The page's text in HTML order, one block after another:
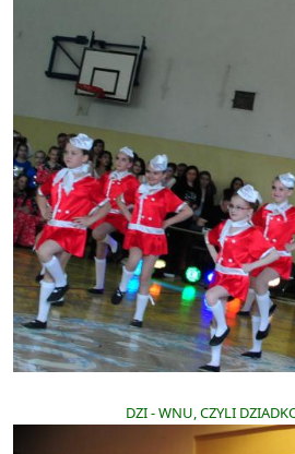
DZI - WNU, CZYLI